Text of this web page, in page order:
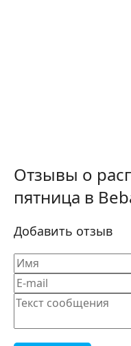
Отзывы о
пятница в
Добавить отзыв